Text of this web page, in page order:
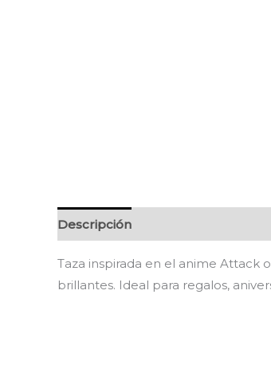
Descripción
Taza inspirada en el anime Attack
brillantes. Ideal para regalos,